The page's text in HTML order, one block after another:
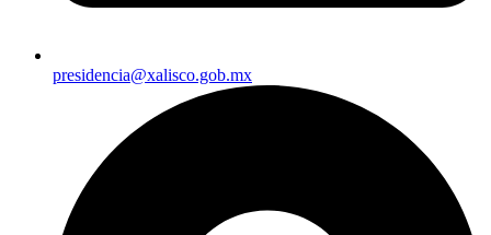
presidencia@xalisco.gob.mx